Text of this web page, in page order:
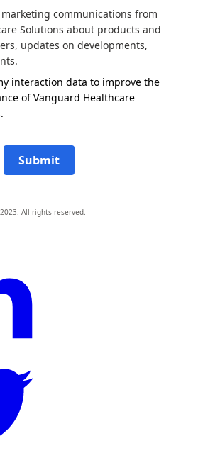
communications from
Solutions about products and
updates on developments,
interaction data to improve the
of Vanguard Healthcare
Submit
All rights reserved.